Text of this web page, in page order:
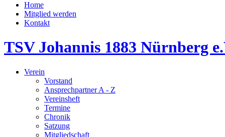
Home
Mitglied werden
Kontakt
TSV Johannis 1883 Nürnberg
Verein
Vorstand
Ansprechpartner A - Z
Vereinsheft
Termine
Chronik
Satzung
Mitgliedschaft